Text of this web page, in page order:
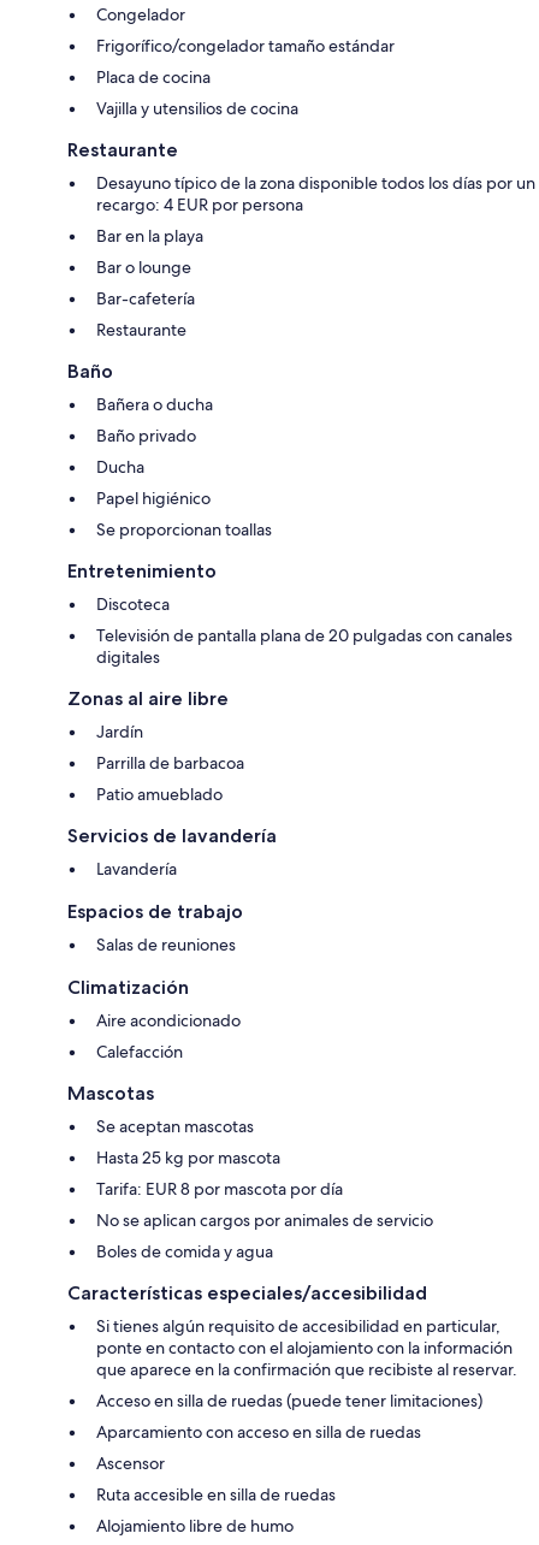
Congelador
Frigorífico/congelador tamaño estándar
Placa de cocina
Vajilla y utensilios de cocina
Restaurante
Desayuno típico de la zona disponible todos los días por un
recargo: 4 EUR por persona
Bar en la playa
Bar o lounge
Bar-cafetería
Restaurante
Baño
Bañera o ducha
Baño privado
Ducha
Papel higiénico
Se proporcionan toallas
Entretenimiento
Discoteca
Televisión de pantalla plana de 20 pulgadas con canales
digitales
Zonas al aire libre
Jardín
Parrilla de barbacoa
Patio amueblado
Servicios de lavandería
Lavandería
Espacios de trabajo
Salas de reuniones
Climatización
Aire acondicionado
Calefacción
Mascotas
Se aceptan mascotas
Hasta 25 kg por mascota
Tarifa: EUR 8 por mascota por día
No se aplican cargos por animales de servicio
Boles de comida y agua
Características especiales/accesibilidad
Si tienes algún requisito de accesibilidad en particular,
ponte en contacto con el alojamiento con la información
que aparece en la confirmación que recibiste al reservar.
Acceso en silla de ruedas (puede tener limitaciones)
Aparcamiento con acceso en silla de ruedas
Ascensor
Ruta accesible en silla de ruedas
Alojamiento libre de humo